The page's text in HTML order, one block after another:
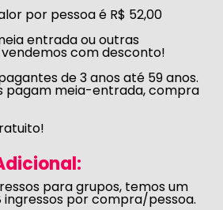
por pessoa é R$ 52,00
entrada ou outras
com desconto!
de 3 anos até 59 anos.
pagam meia-entrada, compra
para grupos, temos um
ingressos por compra/pessoa.